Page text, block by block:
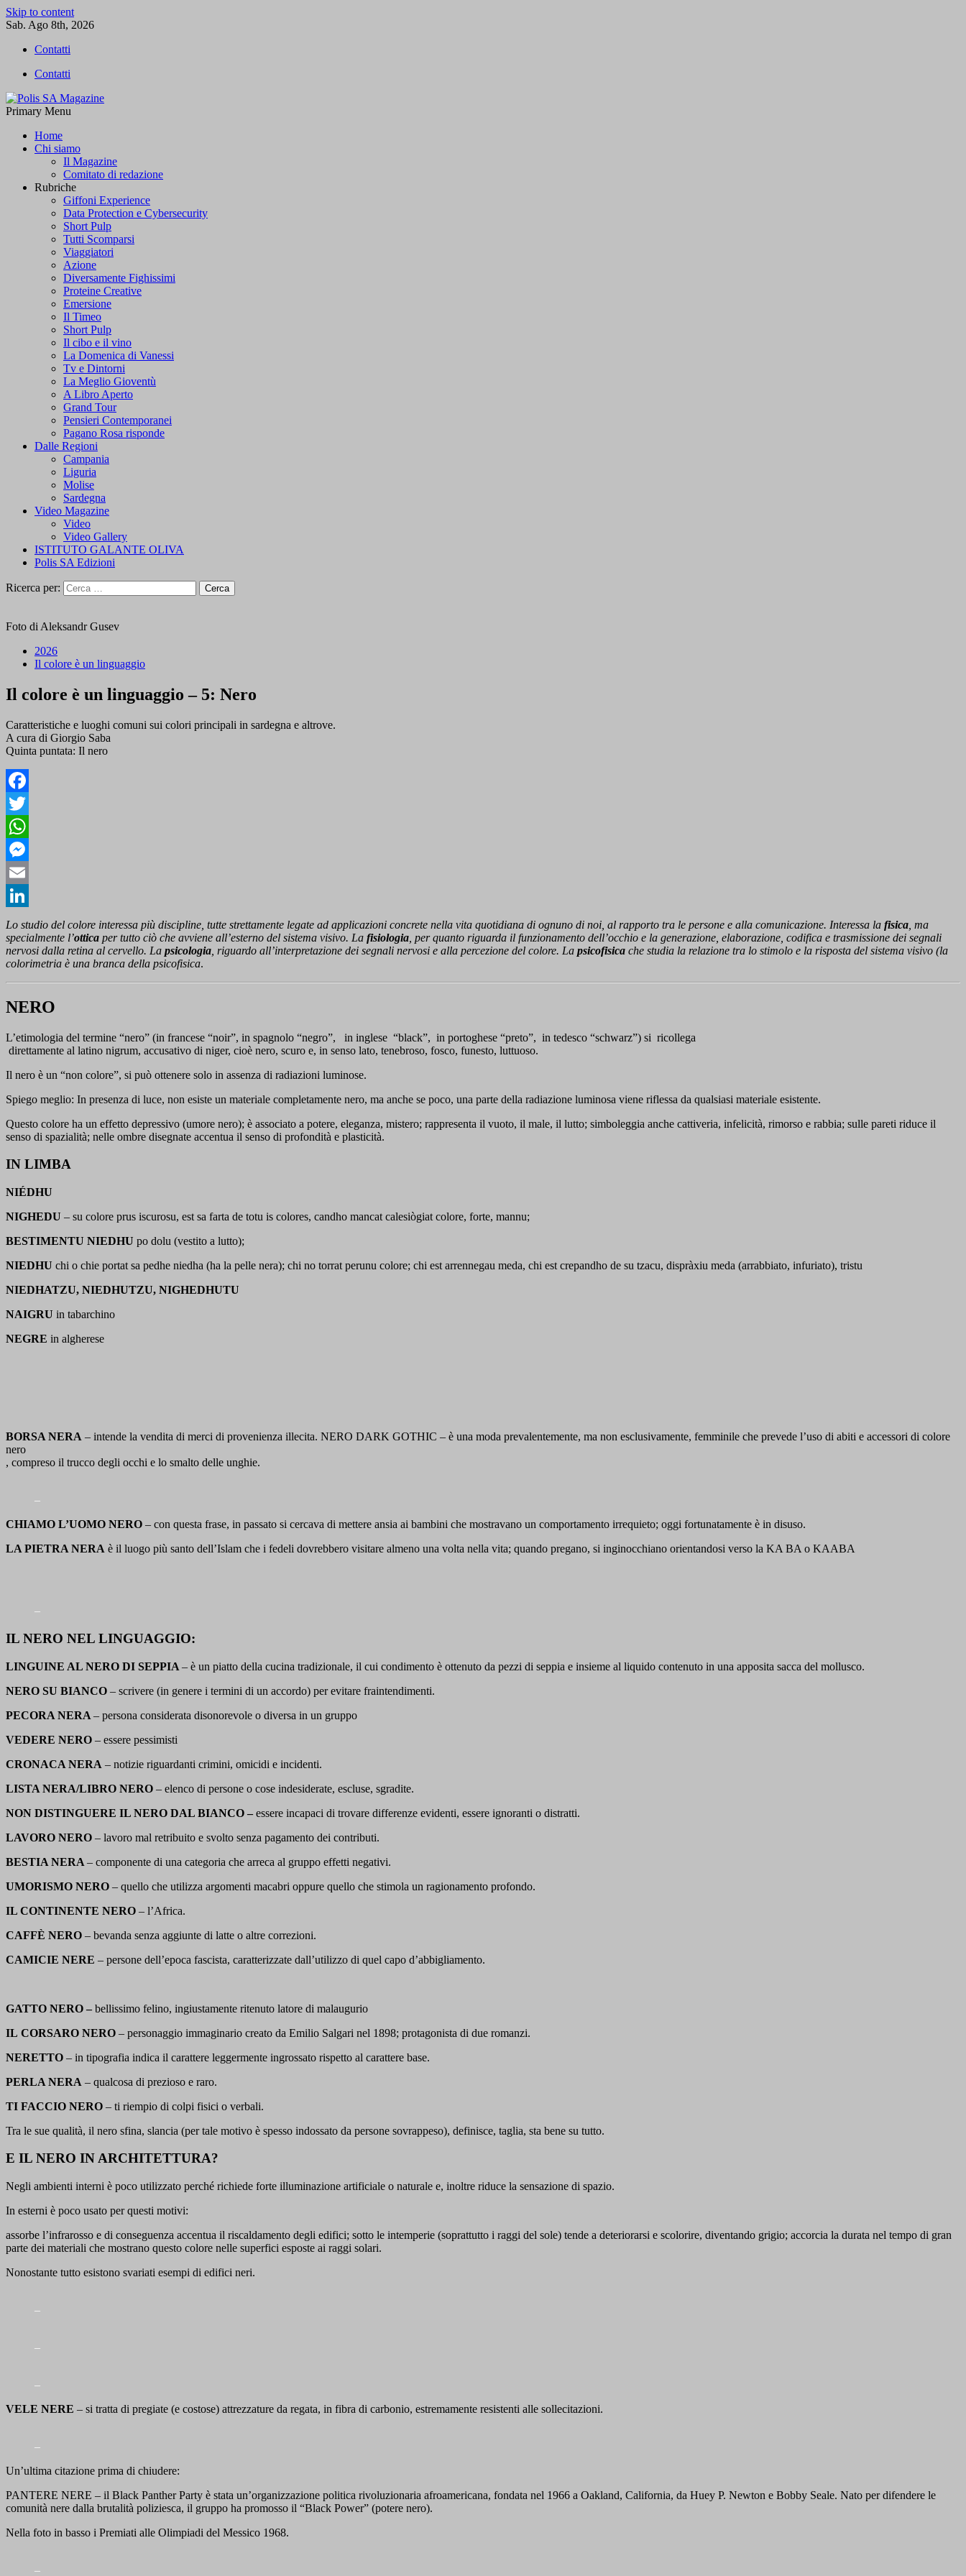
Skip to content
Sab. Ago 8th, 2026
Contatti
Contatti
Primary Menu
Home
Chi siamo
Il Magazine
Comitato di redazione
Rubriche
Giffoni Experience
Data Protection e Cybersecurity
Short Pulp
Tutti Scomparsi
Viaggiatori
Azione
Diversamente Fighissimi
Proteine Creative
Emersione
Il Timeo
Short Pulp
Il cibo e il vino
La Domenica di Vanessi
Tv e Dintorni
La Meglio Gioventù
A Libro Aperto
Grand Tour
Pensieri Contemporanei
Pagano Rosa risponde
Dalle Regioni
Campania
Liguria
Molise
Sardegna
Video Magazine
Video
Video Gallery
ISTITUTO GALANTE OLIVA
Polis SA Edizioni
Ricerca per:
Foto di Aleksandr Gusev
2026
Il colore è un linguaggio
Il colore è un linguaggio – 5: Nero
Caratteristiche e luoghi comuni sui colori principali in sardegna e altrove.
A cura di Giorgio Saba
Quinta puntata: Il nero
Facebook
Twitter
WhatsApp
Messenger
Email
LinkedIn
Lo studio del colore interessa più discipline, tutte strettamente legate ad applicazioni concrete nella vita quotidiana di ognuno di noi, al rapporto tra le persone e alla comunicazione. Interessa la fisica , ma
specialmente l’ottica per tutto ciò che avviene all’esterno del sistema visivo. La fisiologia , per quanto riguarda il funzionamento dell’occhio e la generazione, elaborazione, codifica e trasmissione dei segnali
nervosi dalla retina al cervello. La psicologia , riguardo all’interpretazione dei segnali nervosi e alla percezione del colore. La psicofisica che studia la relazione tra lo stimolo e la risposta del sistema visivo (la
colorimetria è una branca della psicofisica.
NERO
L’etimologia del termine “nero” (in francese “noir”, in spagnolo “negro”, in inglese “black”, in portoghese “preto”, in tedesco “schwarz”) si ricollega
direttamente al latino nigrum, accusativo di niger, cioè nero, scuro e, in senso lato, tenebroso, fosco, funesto, luttuoso.
Il nero è un “non colore”, si può ottenere solo in assenza di radiazioni luminose.
Spiego meglio: In presenza di luce, non esiste un materiale completamente nero, ma anche se poco, una parte della radiazione luminosa viene riflessa da qualsiasi materiale esistente.
Questo colore ha un effetto depressivo (umore nero); è associato a potere, eleganza, mistero; rappresenta il vuoto, il male, il lutto; simboleggia anche cattiveria, infelicità, rimorso e rabbia; sulle pareti riduce il
senso di spazialità; nelle ombre disegnate accentua il senso di profondità e plasticità.
IN LIMBA
NIÉDHU
NIGHEDU – su colore prus iscurosu, est sa farta de totu is colores, candho mancat calesiògiat colore, forte, mannu;
BESTIMENTU NIEDHU po dolu (vestito a lutto);
NIEDHU chi o chie portat sa pedhe niedha (ha la pelle nera); chi no torrat perunu colore; chi est arrennegau meda, chi est crepandho de su tzacu, dispràxiu meda (arrabbiato, infuriato), tristu
NIEDHATZU, NIEDHUTZU, NIGHEDHUTU
NAIGRU in tabarchino
NEGRE in algherese
BORSA NERA – intende la vendita di merci di provenienza illecita. NERO DARK GOTHIC – è una moda prevalentemente, ma non esclusivamente, femminile che prevede l’uso di abiti e accessori di colore
nero
, compreso il trucco degli occhi e lo smalto delle unghie.
–
CHIAMO L’UOMO NERO – con questa frase, in passato si cercava di mettere ansia ai bambini che mostravano un comportamento irrequieto; oggi fortunatamente è in disuso.
LA PIETRA NERA è il luogo più santo dell’Islam che i fedeli dovrebbero visitare almeno una volta nella vita; quando pregano, si inginocchiano orientandosi verso la KA BA o KAABA
–
IL NERO NEL LINGUAGGIO:
LINGUINE AL NERO DI SEPPIA – è un piatto della cucina tradizionale, il cui condimento è ottenuto da pezzi di seppia e insieme al liquido contenuto in una apposita sacca del mollusco.
NERO SU BIANCO – scrivere (in genere i termini di un accordo) per evitare fraintendimenti.
PECORA NERA – persona considerata disonorevole o diversa in un gruppo
VEDERE NERO – essere pessimisti
CRONACA NERA – notizie riguardanti crimini, omicidi e incidenti.
LISTA NERA/LIBRO NERO – elenco di persone o cose indesiderate, escluse, sgradite.
NON DISTINGUERE IL NERO DAL BIANCO – essere incapaci di trovare differenze evidenti, essere ignoranti o distratti.
LAVORO NERO – lavoro mal retribuito e svolto senza pagamento dei contributi.
BESTIA NERA – componente di una categoria che arreca al gruppo effetti negativi.
UMORISMO NERO – quello che utilizza argomenti macabri oppure quello che stimola un ragionamento profondo.
IL CONTINENTE NERO – l’Africa.
CAFFÈ NERO – bevanda senza aggiunte di latte o altre correzioni.
CAMICIE NERE – persone dell’epoca fascista, caratterizzate dall’utilizzo di quel capo d’abbigliamento.
GATTO NERO – bellissimo felino, ingiustamente ritenuto latore di malaugurio
IL CORSARO NERO – personaggio immaginario creato da Emilio Salgari nel 1898; protagonista di due romanzi.
NERETTO – in tipografia indica il carattere leggermente ingrossato rispetto al carattere base.
PERLA NERA – qualcosa di prezioso e raro.
TI FACCIO NERO – ti riempio di colpi fisici o verbali.
Tra le sue qualità, il nero sfina, slancia (per tale motivo è spesso indossato da persone sovrappeso), definisce, taglia, sta bene su tutto.
E IL NERO IN ARCHITETTURA?
Negli ambienti interni è poco utilizzato perché richiede forte illuminazione artificiale o naturale e, inoltre riduce la sensazione di spazio.
In esterni è poco usato per questi motivi:
assorbe l’infrarosso e di conseguenza accentua il riscaldamento degli edifici; sotto le intemperie (soprattutto i raggi del sole) tende a deteriorarsi e scolorire, diventando grigio; accorcia la durata nel tempo di gran
parte dei materiali che mostrano questo colore nelle superfici esposte ai raggi solari.
Nonostante tutto esistono svariati esempi di edifici neri.
–
–
–
VELE NERE – si tratta di pregiate (e costose) attrezzature da regata, in fibra di carbonio, estremamente resistenti alle sollecitazioni.
–
Un’ultima citazione prima di chiudere:
PANTERE NERE – il Black Panther Party è stata un’organizzazione politica rivoluzionaria afroamericana, fondata nel 1966 a Oakland, California, da Huey P. Newton e Bobby Seale. Nato per difendere le
comunità nere dalla brutalità poliziesca, il gruppo ha promosso il “Black Power” (potere nero).
Nella foto in basso i Premiati alle Olimpiadi del Messico 1968.
–